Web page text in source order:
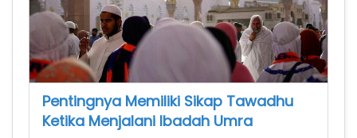
Pentingnya Memiliki Sikap Tawadhu
Ketika Menjalani Ibadah Umra